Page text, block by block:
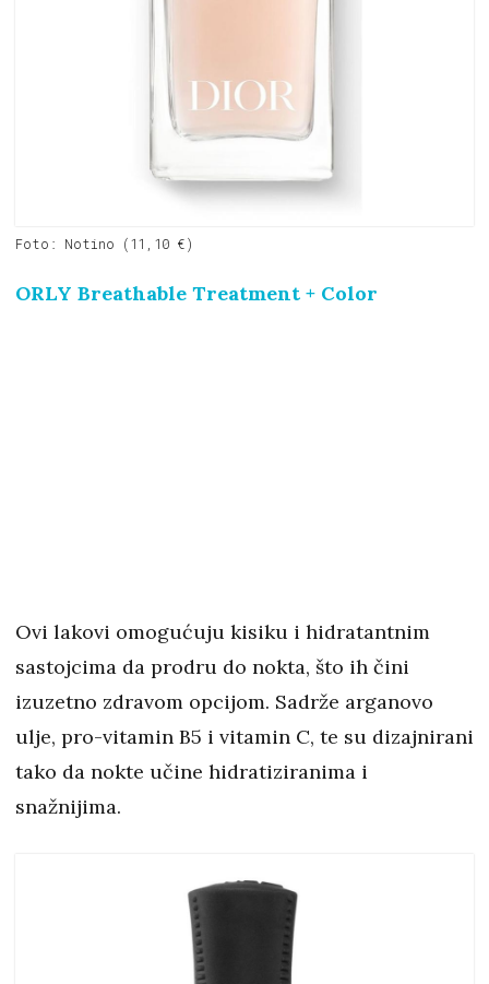
Foto: Notino (11,10 €)
ORLY Breathable Treatment + Color
Ovi lakovi omogućuju kisiku i hidratantnim
sastojcima da prodru do nokta, što ih čini
izuzetno zdravom opcijom. Sadrže arganovo
ulje, pro-vitamin B5 i vitamin C, te su dizajnirani
tako da nokte učine hidratiziranima i
snažnijima.